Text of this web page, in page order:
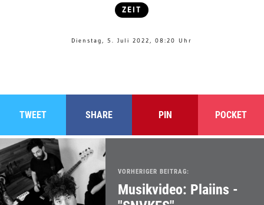
ZEIT
Dienstag, 5. Juli 2022, 08:20 Uhr
TWEET SHARE PIN POCKET
VORHERIGER BEITRAG:
Musikvideo: Plaiins -